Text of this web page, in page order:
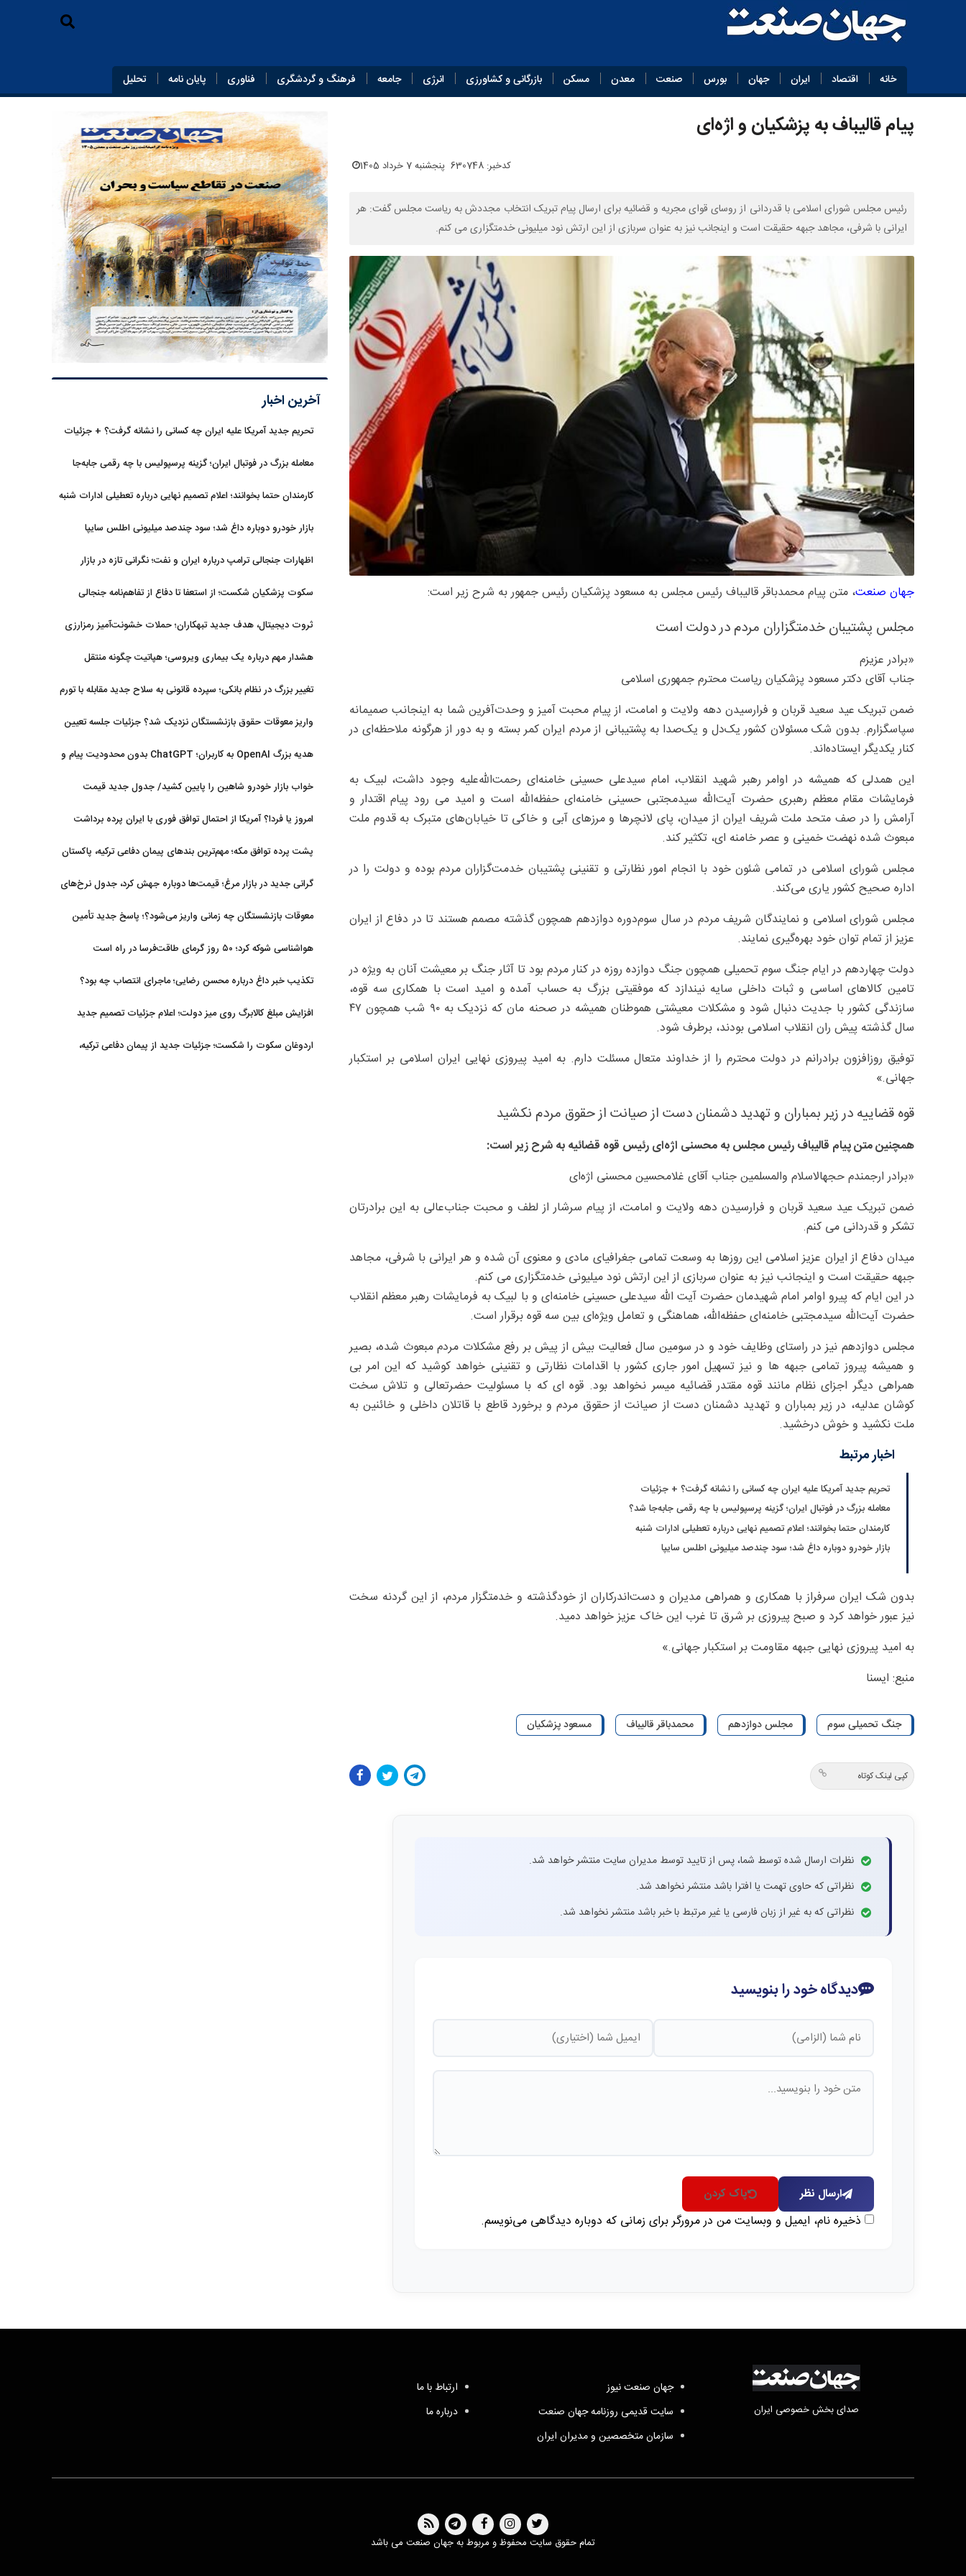
خانه اقتصاد ایران جهان بورس صنعت معدن مسکن بازرگانی و کشاورزی انرژی جامعه فرهنگ و گردشگری فناوری پایان‌ نامه تحلیل
پیام قالیباف به پزشکیان و اژه‌ای
کدخبر: 630748 پنجشنبه 7 خرداد 1405
رئیس مجلس شورای اسلامی با قدردانی از روسای قوای مجریه و قضائیه برای ارسال پیام تبریک انتخاب مجددش به ریاست مجلس گفت: هر
ایرانی با شرفی، مجاهد جبهه حقیقت است و اینجانب نیز به عنوان سربازی از این ارتش نود میلیونی خدمتگزاری می کنم.
جهان صنعت، متن پیام محمدباقر قالیباف رئیس مجلس به مسعود پزشکیان رئیس جمهور به شرح زیر است:
مجلس پشتیبان خدمتگزاران مردم در دولت است
«برادر عزیزم
جناب آقای دکتر مسعود پزشکیان ریاست محترم جمهوری اسلامی
ضمن تبریک عید سعید قربان و فرارسیدن دهه ولایت و امامت، از پیام محبت آمیز و وحدت‌آفرین شما به اینجانب صمیمانه
سپاسگزارم. بدون شک مسئولان کشور یک‌دل و یک‌صدا به پشتیبانی از مردم ایران کمر بسته و به دور از هرگونه ملاحظه‌ای در
کنار یکدیگر ایستاده‌اند.
این همدلی که همیشه در اوامر رهبر شهید انقلاب، امام سیدعلی حسینی خامنه‌ای رحمت‌الله‌علیه وجود داشت، لبیک به
فرمایشات مقام معظم رهبری حضرت آیت‌الله سیدمجتبی حسینی خامنه‌ای حفظه‌الله است و امید می رود پیام اقتدار و
آرامش را در صف متحد ملت شریف ایران از میدان، پای لانچرها و مرزهای آبی و خاکی تا خیابان‌های متبرک به قدوم ملت
مبعوث شده نهضت خمینی و عصر خامنه ای، تکثیر کند.
مجلس شورای اسلامی در تمامی شئون خود با انجام‌ امور نظارتی و تقنینی پشتیبان خدمت‌گزاران مردم بوده و دولت را در
اداره صحیح کشور یاری می‌کند.
مجلس شورای اسلامی و نمایندگان شریف مردم در سال سوم‌دوره دوازدهم همچون گذشته مصمم هستند تا در دفاع از ایران
عزیز از تمام توان خود بهره‌گیری نمایند.
دولت چهاردهم در ایام جنگ سوم تحمیلی همچون جنگ دوازده روزه در کنار مردم بود تا آثار جنگ بر معیشت آنان به ویژه در
تامین کالاهای اساسی و ثبات داخلی سایه نیندازد که موفقیتی بزرگ به حساب آمده و امید است با همکاری سه قوه،
سازندگی کشور با جدیت دنبال شود و مشکلات معیشتی هموطنان همیشه در صحنه مان که نزدیک به ۹۰ شب همچون ۴۷
سال گذشته پیش ران انقلاب اسلامی بودند، برطرف شود.
توفیق روزافزون برادرانم در دولت محترم را از خداوند متعال مسئلت دارم. به امید پیروزی نهایی ایران اسلامی بر استکبار
جهانی.»
قوه قضاییه در زیر بمباران و تهدید دشمنان دست از صیانت از حقوق مردم نکشید
همچنین متن پیام قالیباف رئیس مجلس به محسنی اژه‌ای رئیس قوه قضائیه به شرح زیر است:
«برادر ارجمندم حجهالاسلام والمسلمین جناب آقای غلامحسین محسنی اژه‌ای
ضمن تبریک عید سعید قربان و فرارسیدن دهه ولایت و امامت، از پیام سرشار از لطف و محبت جناب‌عالی به این برادرتان
تشکر و قدردانی می کنم.
میدان دفاع از ایران عزیز اسلامی این روزها به وسعت تمامی جغرافیای مادی و معنوی آن شده و هر ایرانی با شرفی، مجاهد
جبهه حقیقت است و اینجانب نیز به عنوان سربازی از این ارتش نود میلیونی خدمتگزاری می کنم.
در این ایام که پیرو اوامر امام شهیدمان حضرت آیت الله سیدعلی حسینی خامنه‌ای و با لبیک به فرمایشات رهبر معظم انقلاب
حضرت آیت‌الله سیدمجتبی خامنه‌ای حفظه‌الله، هماهنگی و تعامل ویژه‌ای بین سه قوه برقرار است.
مجلس دوازدهم نیز در راستای وظایف خود و در سومین سال فعالیت بیش از پیش بر رفع مشکلات مردم مبعوث شده، بصیر
و همیشه پیروز تمامی جبهه ها و نیز تسهیل امور جاری کشور با اقدامات نظارتی و تقنینی خواهد کوشید که این امر بی
همراهی دیگر اجزای نظام مانند قوه مقتدر قضائیه میسر نخواهد بود. قوه ای که با مسئولیت حضرتعالی و تلاش سخت
کوشان عدلیه، در زیر بمباران و تهدید دشمنان دست از صیانت از حقوق مردم و برخورد قاطع با قاتلان داخلی و خائنین به
ملت نکشید و خوش درخشید.
اخبار مرتبط
تحریم جدید آمریکا علیه ایران چه کسانی را نشانه گرفت؟ + جزئیات
معامله بزرگ در فوتبال ایران؛ گزینه پرسپولیس با چه رقمی جابه‌جا شد؟
کارمندان حتما بخوانند؛ اعلام تصمیم نهایی درباره تعطیلی ادارات شنبه
بازار خودرو دوباره داغ شد؛ سود چندصد میلیونی اطلس سایپا
بدون شک ایران سرفراز با همکاری و همراهی مدیران و دست‌اندرکاران از خودگذشته و خدمتگزار مردم، از این گردنه سخت
نیز عبور خواهد کرد و صبح پیروزی بر شرق تا غرب این خاک عزیز خواهد دمید.
به امید پیروزی نهایی جبهه مقاومت بر استکبار جهانی.»
منبع: ایسنا
جنگ تحمیلی سوم مجلس دوازدهم محمدباقر قالیباف مسعود پزشکیان
کپی لینک کوتاه
نظرات ارسال شده توسط شما، پس از تایید توسط مدیران سایت منتشر خواهد شد.
نظراتی که حاوی تهمت یا افترا باشد منتشر نخواهد شد.
نظراتی که به غیر از زبان فارسی یا غیر مرتبط با خبر باشد منتشر نخواهد شد.
دیدگاه خود را بنویسید
ارسال نظر پاک کردن
ذخیره نام، ایمیل و وبسایت من در مرورگر برای زمانی که دوباره دیدگاهی می‌نویسم.
آخرین اخبار
تحریم جدید آمریکا علیه ایران چه کسانی را نشانه گرفت؟ + جزئیات
معامله بزرگ در فوتبال ایران؛ گزینه پرسپولیس با چه رقمی جابه‌جا
کارمندان حتما بخوانند؛ اعلام تصمیم نهایی درباره تعطیلی ادارات شنبه
بازار خودرو دوباره داغ شد؛ سود چندصد میلیونی اطلس سایپا
اظهارات جنجالی ترامپ درباره ایران و نفت؛ نگرانی تازه در بازار
سکوت پزشکیان شکست؛ از استعفا تا دفاع از تفاهم‌نامه جنجالی
ثروت دیجیتال، هدف جدید تبهکاران؛ حملات خشونت‌آمیز رمزارزی
هشدار مهم درباره یک بیماری ویروسی؛ هپاتیت چگونه منتقل
تغییر بزرگ در نظام بانکی؛ سپرده قانونی به سلاح جدید مقابله با تورم
واریز معوقات حقوق بازنشستگان نزدیک شد؟ جزئیات جلسه تعیین
هدیه بزرگ OpenAI به کاربران؛ ChatGPT بدون محدودیت پیام و
خواب بازار خودرو شاهین را پایین کشید/ جدول جدید قیمت
امروز یا فردا؟ آمریکا از احتمال توافق فوری با ایران پرده برداشت
پشت پرده توافق مکه؛ مهم‌ترین بندهای پیمان دفاعی ترکیه، پاکستان
گرانی جدید در بازار مرغ؛ قیمت‌ها دوباره جهش کرد، جدول نرخ‌های
معوقات بازنشستگان چه زمانی واریز می‌شود؟؛ پاسخ جدید تأمین
هواشناسی شوکه کرد؛ ۵۰ روز گرمای طاقت‌فرسا در راه است
تکذیب خبر داغ درباره محسن رضایی؛ ماجرای انتصاب چه بود؟
افزایش مبلغ کالابرگ روی میز دولت؛ اعلام جزئیات تصمیم جدید
اردوغان سکوت را شکست؛ جزئیات جدید از پیمان دفاعی ترکیه،
صدای بخش خصوصی ایران
جهان صنعت نیوز
سایت قدیمی روزنامه جهان صنعت
سازمان متخصصین و مدیران ایران
ارتباط با ما
درباره ما
تمام حقوق سایت محفوظ و مربوط به جهان صنعت می باشد